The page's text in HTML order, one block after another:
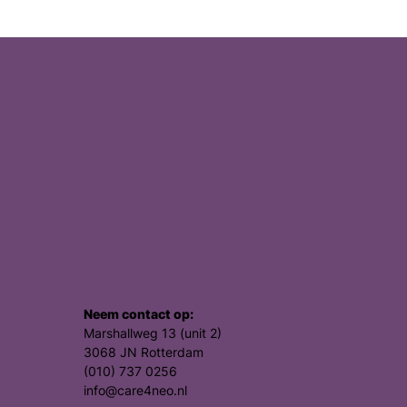
Neem contact op:
Marshallweg 13 (unit 2)
3068 JN Rotterdam
(010) 737 0256
info@care4neo.nl